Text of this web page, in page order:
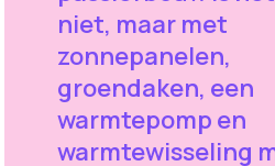
niet, maar met
zonnepanelen,
groendaken, een
warmtepomp en
warmtewisseling